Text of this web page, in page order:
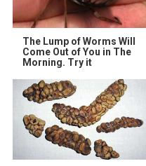
The Lump of Worms Will
Come Out of You in The
Morning. Try it